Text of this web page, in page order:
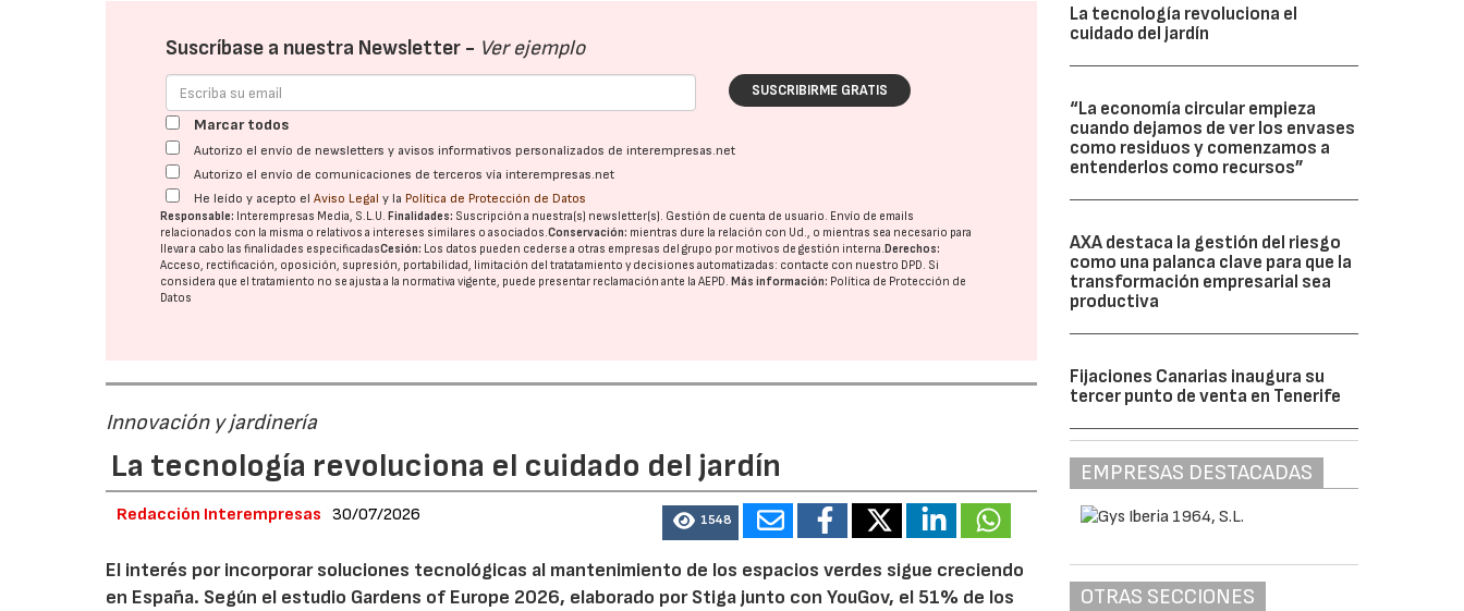
Suscríbase a nuestra Newsletter - Ver ejemplo
SUSCRIBIRME GRATIS
Marcar todos
Autorizo el envío de newsletters y avisos informativos personalizados de interempresas.net
Autorizo el envío de comunicaciones de terceros vía interempresas.net
He leído y acepto elAviso Legal y la Política de Protección de Datos
Responsable: Interempresas Media, S.L.U. Finalidades: Suscripción a nuestra(s) newsletter(s). Gestión de cuenta de usuario. Envío de emails
relacionados con la misma o relativos a intereses similares o asociados.Conservación: mientras dure la relación con Ud., o mientras sea necesario para
llevar a cabo las finalidades especificadasCesión: Los datos pueden cederse a otras empresas del grupo por motivos de gestión interna. Derechos:
Acceso, rectificación, oposición, supresión, portabilidad, limitación del tratatamiento y decisiones automatizadas: contacte con nuestro DPD. Si
considera que el tratamiento no se ajusta a la normativa vigente, puede presentar reclamación ante laAEPD. Más información: Política de Protección de
Datos
Innovación y jardinería
La tecnología revoluciona el cuidado del jardín
Redacción Interempresas 30/07/2026 1548
El interés por incorporar soluciones tecnológicas al mantenimiento de los espacios verdes sigue creciendo
en España. Según el estudio Gardens of Europe 2026, elaborado por Stiga junto con YouGov, el 51% de los
La tecnología revoluciona el
cuidado del jardín
“La economía circular empieza
cuando dejamos de ver los envases
como residuos y comenzamos a
entenderlos como recursos”
AXA destaca la gestión del riesgo
como una palanca clave para que la
transformación empresarial sea
productiva
Fijaciones Canarias inaugura su
tercer punto de venta en Tenerife
EMPRESAS DESTACADAS
OTRAS SECCIONES